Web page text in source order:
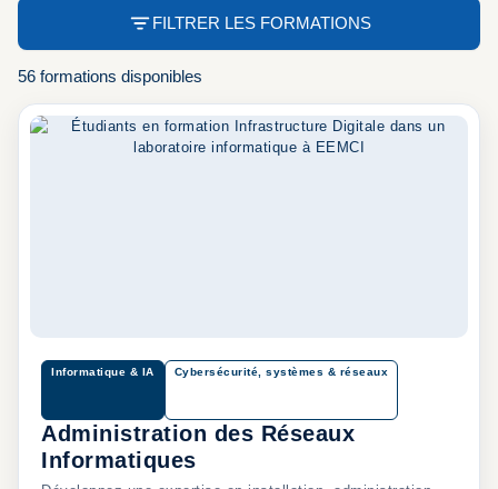
FILTRER LES FORMATIONS
56 formations disponibles
Informatique & IA Cybersécurité, systèmes & réseaux
Administration des Réseaux
Informatiques